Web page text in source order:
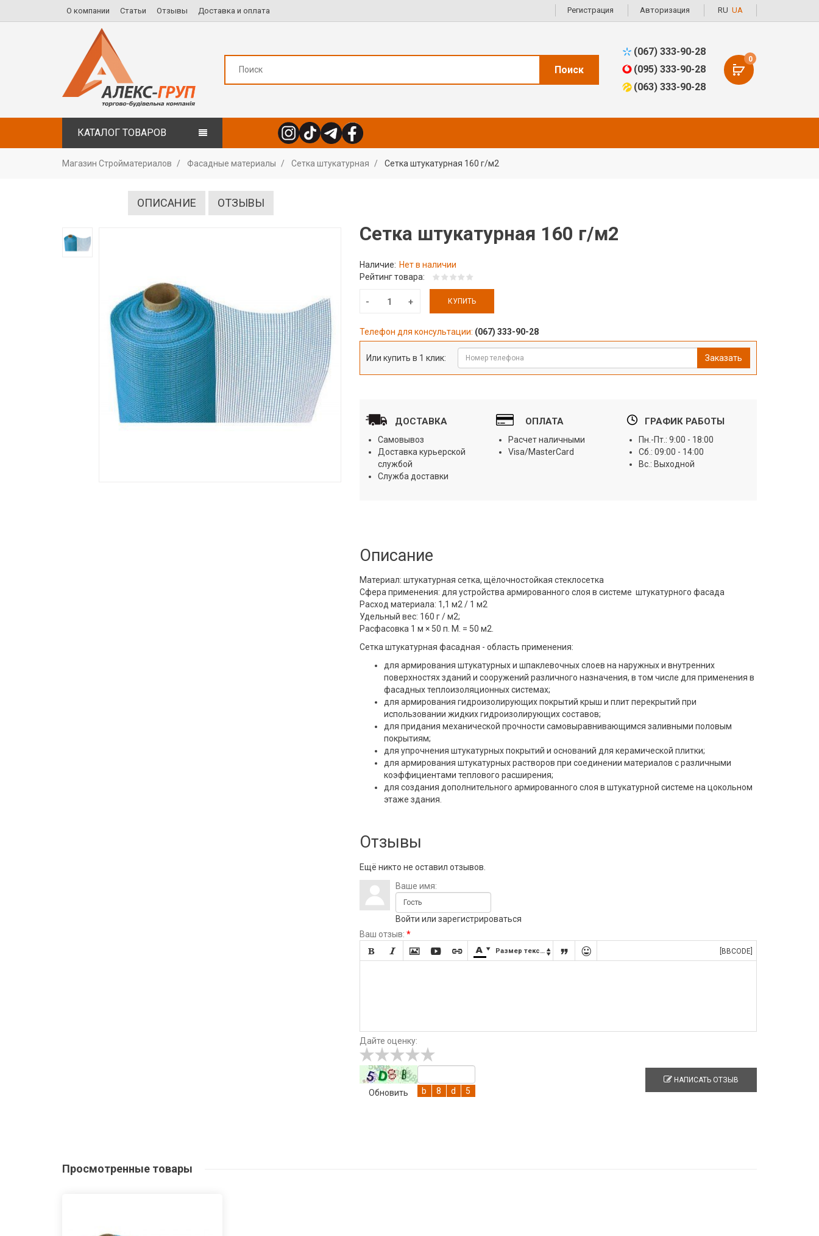
О компании Статьи Отзывы Доставка и оплата Регистрация Авторизация RU UA
Поиск
(067) 333-90-28
(095) 333-90-28
(063) 333-90-28
0
КАТАЛОГ ТОВАРОВ
Магазин Стройматериалов Фасадные материалы Сетка штукатурная Сетка штукатурная 160 г/м2
ОПИСАНИЕ ОТЗЫВЫ
Сетка штукатурная 160 г/м2
Наличие: Нет в наличии
Рейтинг товара:
КУПИТЬ
Телефон для консультации: (067) 333-90-28
Или купить в 1 клик: Заказать
ДОСТАВКА
Самовывоз
Доставка курьерской
службой
Служба доставки
ОПЛАТА
Расчет наличными
Visa/MasterCard
ГРАФИК РАБОТЫ
Пн.-Пт.: 9:00 - 18:00
Сб.: 09:00 - 14:00
Вс.: Выходной
Описание
Материал: штукатурная сетка, щёлочностойкая стеклосетка
Сфера применения: для устройства армированного слоя в системе штукатурного фасада
Расход материала: 1,1 м2 / 1 м2
Удельный вес: 160 г / м2;
Расфасовка 1 м × 50 п. М. = 50 м2.
Сетка штукатурная фасадная - область применения:
для армирования штукатурных и шпаклевочных слоев на наружных и внутренних
поверхностях зданий и сооружений различного назначения, в том числе для применения в
фасадных теплоизоляционных системах;
для армирования гидроизолирующих покрытий крыш и плит перекрытий при
использовании жидких гидроизолирующих составов;
для придания механической прочности самовыравнивающимся заливными половым
покрытиям;
для упрочнения штукатурных покрытий и оснований для керамической плитки;
для армирования штукатурных растворов при соединении материалов с различными
коэффициентами теплового расширения;
для создания дополнительного армированного слоя в штукатурной системе на цокольном
этаже здания.
Отзывы
Ещё никто не оставил отзывов.
Ваше имя:
Войти или зарегистрироваться
Ваш отзыв: *
       Размер текста   [BBCODE]
Дайте оценку:
Обновить
НАПИСАТЬ ОТЗЫВ
Просмотренные товары